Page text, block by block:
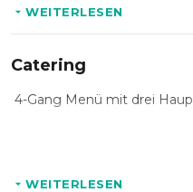
afrikanische Tierarten -
Terrasse mit Blick auf die
WEITERLESEN
Catering
4-Gang Menü mit drei
WEITERLESEN